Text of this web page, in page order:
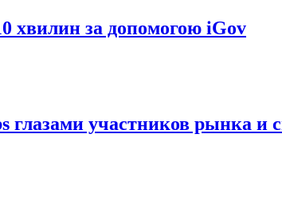
хвилин за допомогою iGov
участников рынка и